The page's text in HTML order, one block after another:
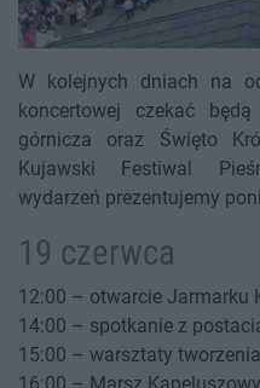
W kolejnych dniach na
koncertowej czekać
górnicza oraz Święto
Kujawski Festiwal
wydarzeń prezentujemy
19 czerwca
12:00 – otwarcie Jarmarku
14:00 – spotkanie z
15:00 – warsztaty
16:00 – Marsz